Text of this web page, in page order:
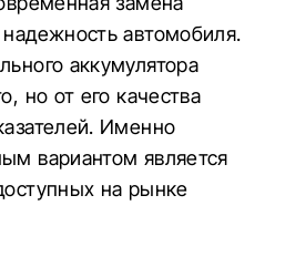
автомобиля.
аккумулятора
но от его качества
Именно
вариантом является
на рынке